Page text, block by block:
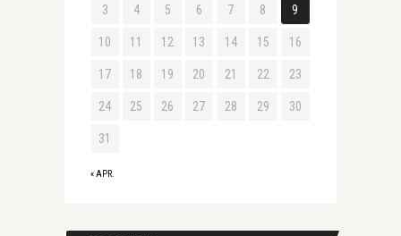
« APR.
3 4 5 6 7 8 9
10 11 12 13 14 15 16
17 18 19 20 21 22 23
24 25 26 27 28 29 30
31